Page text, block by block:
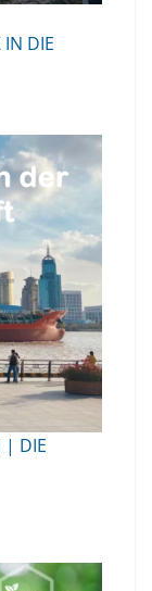
DIE
| DIE